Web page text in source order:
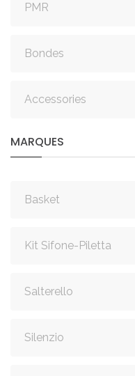
PMR
Bondes
Accessories
MARQUES
Basket
Kit Sifone-Piletta
Salterello
Silenzio